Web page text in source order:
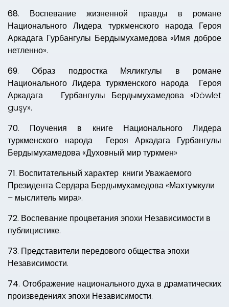
68. Воспевание жизненной правды в романе
Национального Лидера туркменского народаГероя
Аркадага Гурбангулы Бердымухамедова «Имя доброе
нетленно».
69. Образ подростка Мяликгулы в романе
Национального Лидера туркменского народа
Героя
Аркадага Гурбангулы Бердымухамедова «Döwlet
guşy».
70. Поучения в книге Национального Лидера
туркменского народа
Героя Аркадага Гурбангулы
Бердымухамедова «Духовный мир туркмен»
71. Воспитательный характер книги Уважаемого
Президента Сердара Бердымухамедова «Махтумкули
– мыслитель мира».
72. Воспевание процветания эпохи Независимости в
публицистике.
73. Представители передового общества эпохи
Независимости.
74. Отображение национального духа в драматических
произведениях эпохи Независимости.